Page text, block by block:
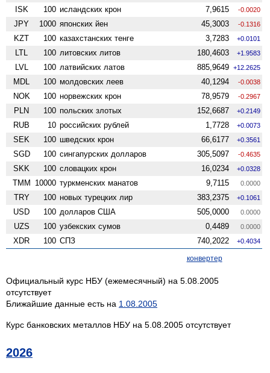
ISK 100 исландских крон 7,9615 -0.0020
JPY 1000 японских йен 45,3003 -0.1316
KZT 100 казахстанских тенге 3,7283 +0.0101
LTL 100 литовских литов 180,4603 +1.9583
LVL 100 латвийских латов 885,9649 +12.2625
MDL 100 молдовских леев 40,1294 -0.0038
NOK 100 норвежских крон 78,9579 -0.2967
PLN 100 польских злотых 152,6687 +0.2149
RUB 10 российских рублей 1,7728 +0.0073
SEK 100 шведских крон 66,6177 +0.3561
SGD 100 сингапурских долларов 305,5097 -0.4635
SKK 100 словацких крон 16,0234 +0.0328
TMM 10000 туркменских манатов 9,7115 0.0000
TRY 100 новых турецких лир 383,2375 +0.1061
USD 100 долларов США 505,0000 0.0000
UZS 100 узбекских сумов 0,4489 0.0000
XDR 100 СПЗ 740,2022 +0.4034
конвертер
Официальный курс НБУ (ежемесячный) на 5.08.2005
отсутствует
Ближайшие данные есть на 1.08.2005
Курс банковских металлов НБУ на 5.08.2005 отсутствует
2026